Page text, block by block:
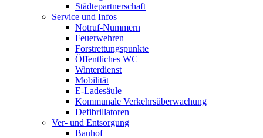
Städtepartnerschaft
Service und Infos
Notruf-Nummern
Feuerwehren
Forstrettungspunkte
Öffentliches WC
Winterdienst
Mobilität
E-Ladesäule
Kommunale Verkehrsüberwachung
Defibrillatoren
Ver- und Entsorgung
Bauhof